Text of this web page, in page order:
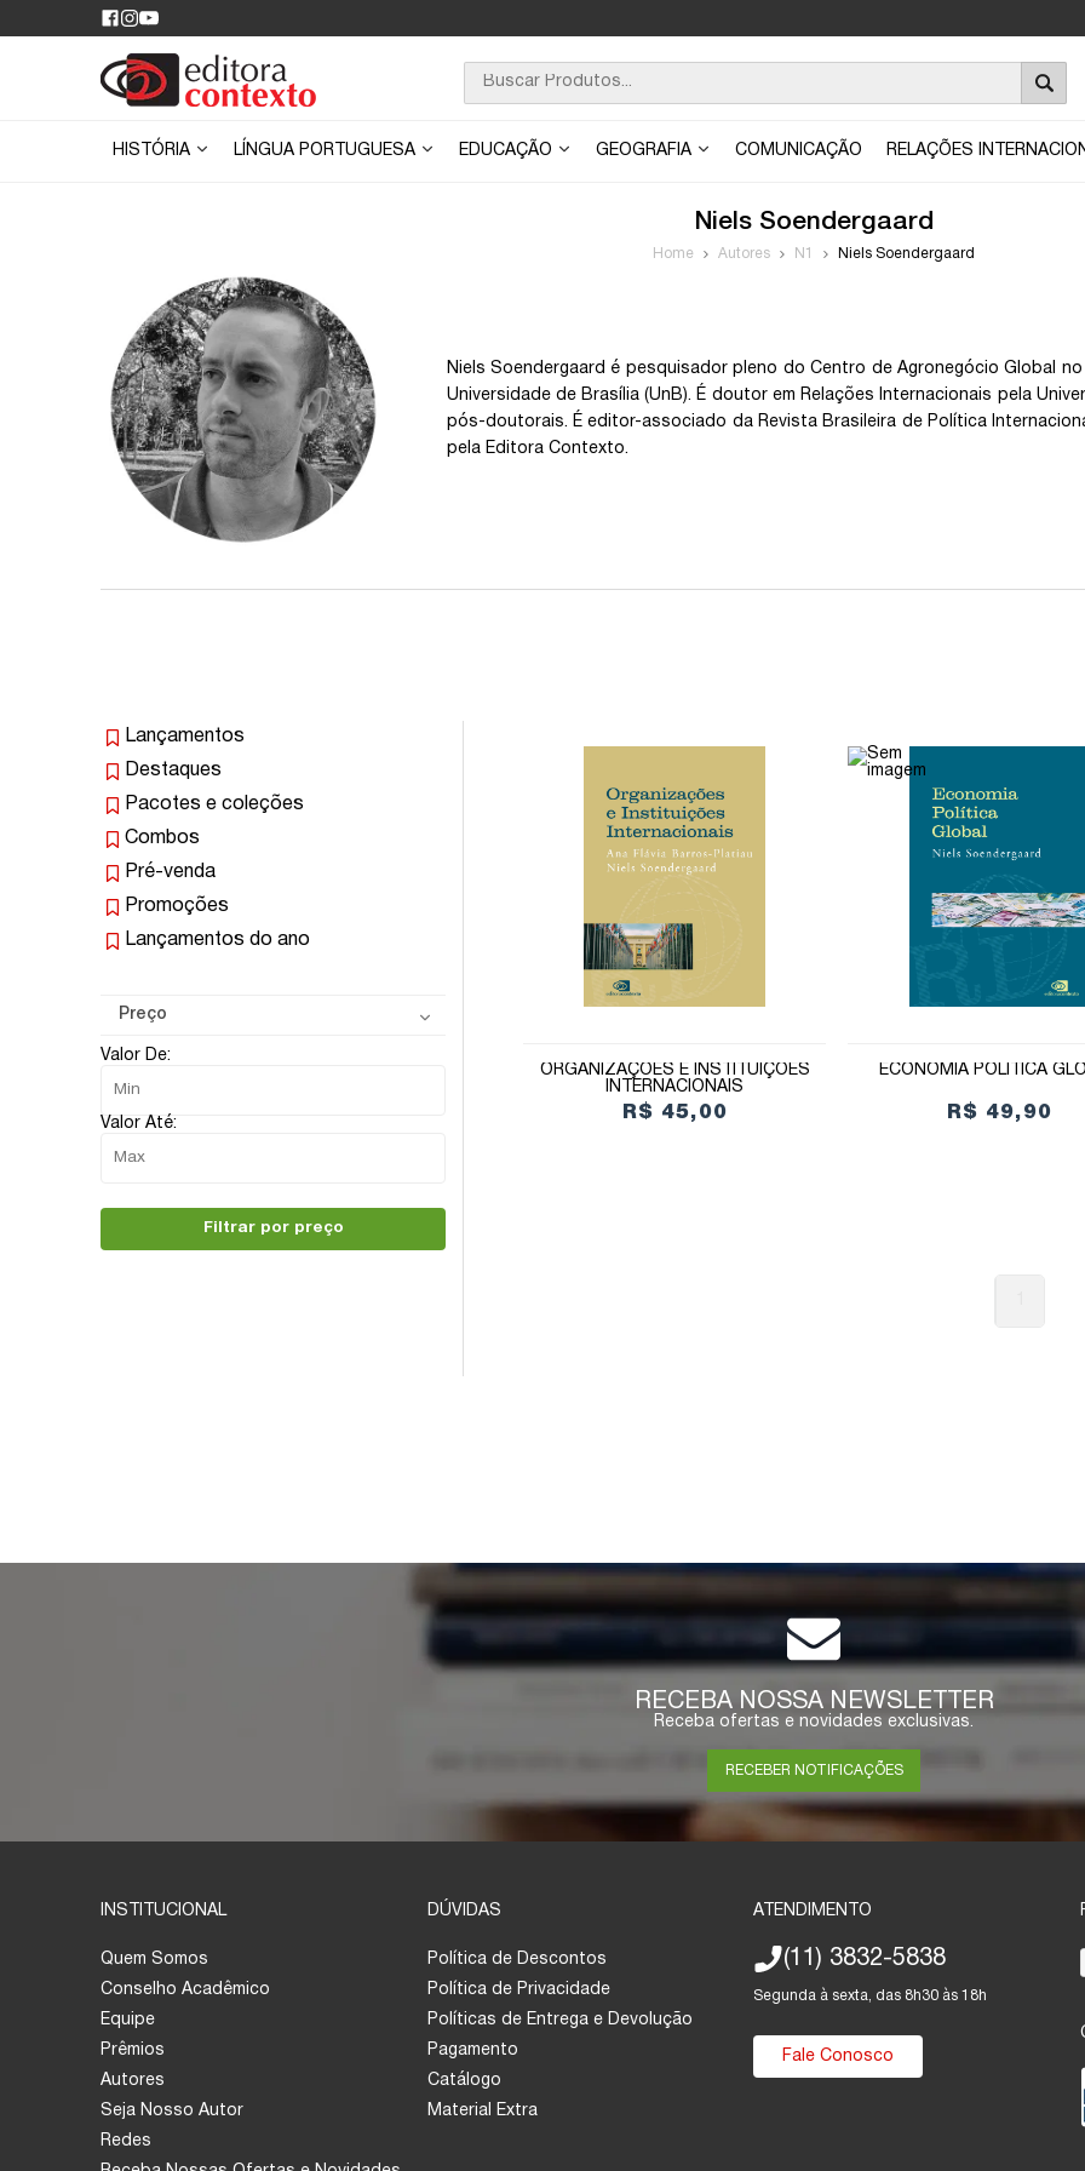
HISTÓRIA LÍNGUA PORTUGUESA EDUCAÇÃO GEOGRAFIA COMUNICAÇÃO RELAÇÕES
Niels Soendergaard
Home Autores N1 Niels Soendergaard
Niels Soendergaard é pesquisador pleno do Centro de Agronegócio Global
Universidade de Brasília (UnB). É doutor em Relações Internacionais pela
pós-doutorais. É editor-associado da Revista Brasileira de Política
pela Editora Contexto.
Lançamentos
Destaques
Pacotes e coleções
Combos
Pré-venda
Promoções
Lançamentos do ano
Preço
Valor De:
Valor Até:
Filtrar por preço
ORGANIZAÇÕES E INSTITUIÇÕES
INTERNACIONAIS
R$ 45,00
ECONOMIA POLÍTICA
R$ 49,90
RECEBA NOSSA NEWSLETTER
Receba ofertas e novidades exclusivas.
RECEBER NOTIFICAÇÕES
INSTITUCIONAL
Quem Somos
Conselho Acadêmico
Equipe
Prêmios
Autores
Seja Nosso Autor
Redes
DÚVIDAS
Política de Descontos
Política de Privacidade
Políticas de Entrega e Devolução
Pagamento
Catálogo
Material Extra
ATENDIMENTO
(11) 3832-5838
Segunda à sexta, das 8h30 às 18h
Fale Conosco